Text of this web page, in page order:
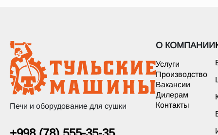
Печи и оборудование для сушки
О КОМПАНИИ
Услуги
Производство
Вакансии
Дилерам
Контакты